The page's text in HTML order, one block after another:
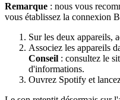
Remarque : nous vous
vous établissez la connexion
Sur les deux appareils,
Associez les appareils
Conseil : consultez le
d'informations.
Ouvrez Spotify et